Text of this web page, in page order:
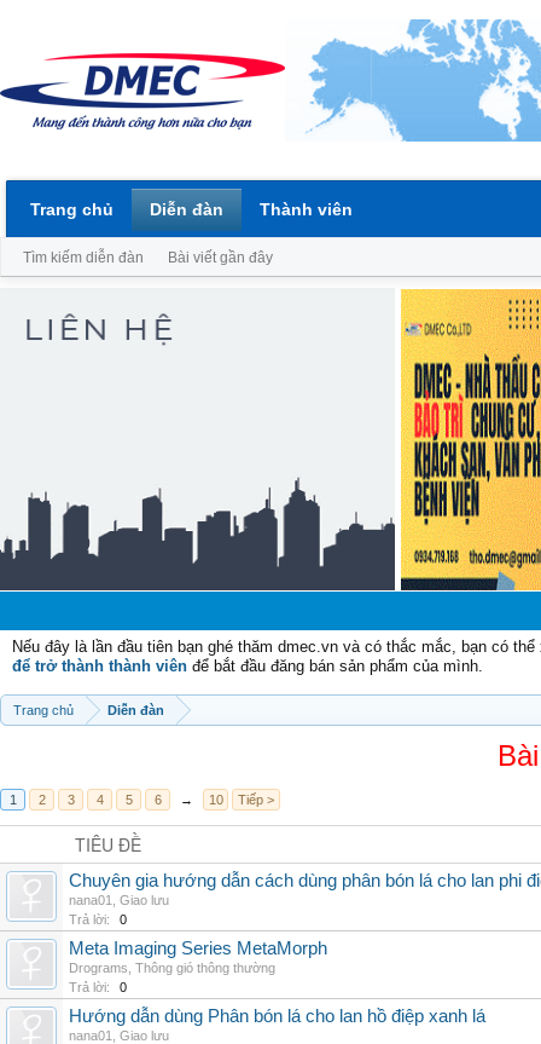
Nếu đây là lần đầu tiên bạn ghé thăm dmec.vn và có thắc mắc, bạn có
để trở thành thành viên để bắt đầu đăng bán sản phẩm của mình.
Trang chủ Diễn đàn
1 2 3 4 5 6 → 10 Tiếp >
TIÊU ĐỀ
Chuyên gia hướng dẫn cách dùng phân bón lá cho lan phi
nana01
Giao lưu
Trả lời:
0
Meta Imaging Series MetaMorph
Drograms Thông gió thông thường
Trả lời:
0
Hướng dẫn dùng Phân bón lá cho lan hồ điệp xanh lá
nana01
Giao lưu
Trang chủ Diễn đàn
Tìm kiếm diễn đàn Bài viết gần đây
Thành viên